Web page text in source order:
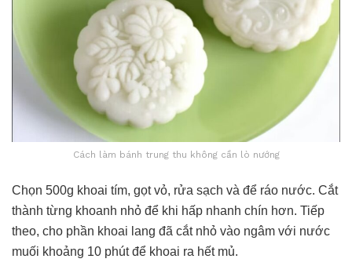
Cách làm bánh trung thu không cần lò nướng
Chọn 500g khoai tím, gọt vỏ, rửa sạch và để ráo nước. Cắt
thành từng khoanh nhỏ để khi hấp nhanh chín hơn. Tiếp
theo, cho phần khoai lang đã cắt nhỏ vào ngâm với nước
muối khoảng 10 phút để khoai ra hết mủ.